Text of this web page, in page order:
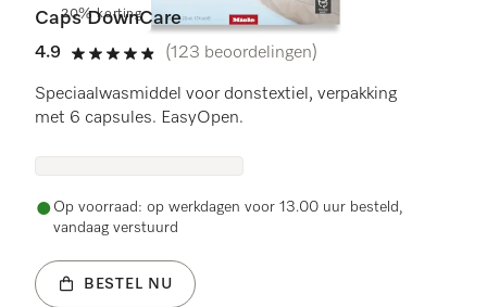
20% korting
Caps DownCare
4.9
4.9 sterren op 5
(123 beoordelingen)
Speciaalwasmiddel voor donstextiel, verpakking
met 6 capsules. EasyOpen.
Op voorraad: op werkdagen voor 13.00 uur besteld,
vandaag verstuurd
BESTEL NU